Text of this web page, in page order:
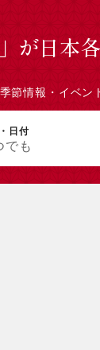
が日本
節情報・イベン
日付
でも